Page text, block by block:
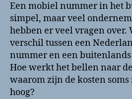
Een mobiel nummer in het
simpel, maar veel
hebben er veel vragen over.
verschil tussen een
nummer en een
Hoe werkt het bellen naar
waarom zijn de kosten
hoog?